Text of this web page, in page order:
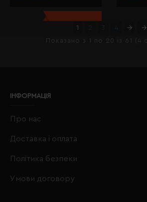
1 2 3
4
Показано з 1 по 20 із 61 (4
ІНФОРМАЦІЯ
Про нас
Доставка і оплата
Політика безпеки
Умови договору